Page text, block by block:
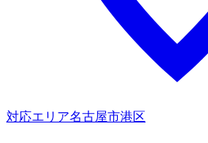
対応エリア名古屋市港区